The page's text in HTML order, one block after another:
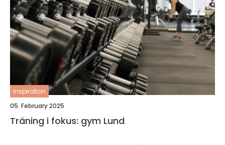
inspiration
05. February 2025
Träning i fokus: gym Lund